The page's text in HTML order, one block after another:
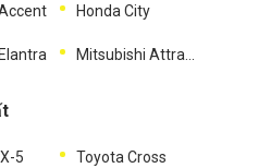
Honda City
5 Toyota Cross